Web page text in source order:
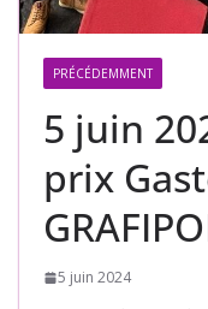
PRÉCÉDEMMENT
5 juin
prix
5 juin 2024